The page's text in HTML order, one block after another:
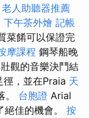
老人助聽器推薦
下午茶外燴 記帳
菜餚可以保證完
摩課程 鋼琴船晚
觀的音樂決鬥結
徑，並在Praia 天
。 台胞證 Arial
佳的機會。 按